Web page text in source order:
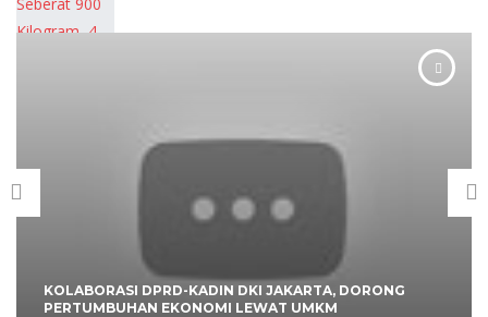
KOLABORASI DPRD-KADIN DKI JAKARTA, DORONG
PERTUMBUHAN EKONOMI LEWAT UMKM